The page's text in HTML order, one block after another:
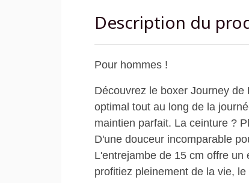
Description du
Pour hommes !
Découvrez le boxer Journey
optimal tout au long de la
maintien parfait. La ceinture ?
D'une douceur incomparable
L'entrejambe de 15 cm offre
profitiez pleinement de la vie,